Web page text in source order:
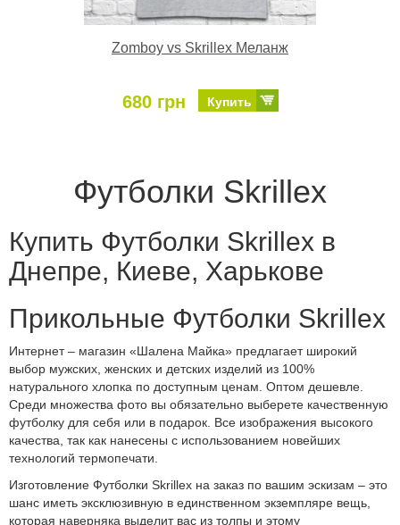
Zomboy vs Skrillex Меланж
680 грн Купить
Футболки Skrillex
Купить Футболки Skrillex в
Днепре, Киеве, Харькове
Прикольные Футболки Skrillex
Интернет – магазин «Шалена Майка» предлагает широкий
выбор мужских, женских и детских изделий из 100%
натурального хлопка по доступным ценам. Оптом дешевле.
Среди множества фото вы обязательно выберете качественную
футболку для себя или в подарок. Все изображения высокого
качества, так как нанесены с использованием новейших
технологий термопечати.
Изготовление Футболки Skrillex на заказ по вашим эскизам – это
шанс иметь эксклюзивную в единственном экземпляре вещь,
которая наверняка выделит вас из толпы и этому